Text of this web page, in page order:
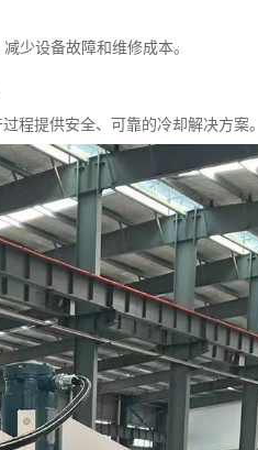
少设备故障和维修成本。
程提供安全、可靠的冷却解决方案。